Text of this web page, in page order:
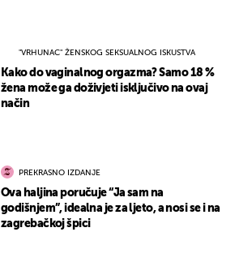
"VRHUNAC" ŽENSKOG SEKSUALNOG ISKUSTVA
Kako do vaginalnog orgazma? Samo 18 %
žena može ga doživjeti isključivo na ovaj
način
PREKRASNO IZDANJE
Ova haljina poručuje “Ja sam na
godišnjem”, idealna je za ljeto, a nosi se i na
zagrebačkoj špici